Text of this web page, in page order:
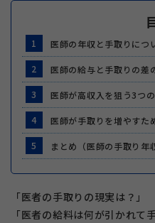
1 医師の年収と手取りにつ
2 医師の給与と手取りの差
3 医師が高収入を狙う3つ
4 医師が手取りを増やすた
5 まとめ（医師の手取り年
「医者の手取りの現実は？」
「医者の給料は何が引かれて